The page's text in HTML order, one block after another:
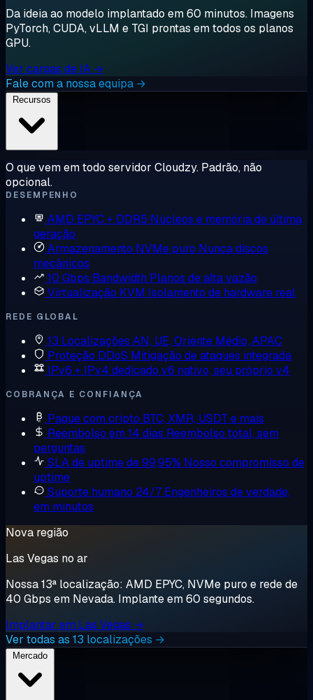
Da ideia ao modelo implantado em 60 minutos. Imagens
PyTorch, CUDA, vLLM e TGI prontas em todos os planos
GPU.
Ver cargas de IA →
Fale com a nossa equipa →
O que vem em todo servidor Cloudzy. Padrão, não
opcional.
DESEMPENHO
AMD EPYC + DDR5 Núcleos e memória de última
geração
Armazenamento NVMe puro Nunca discos
mecânicos
10 Gbps Bandwidth Planos de alta vazão
Virtualização KVM Isolamento de hardware real
REDE GLOBAL
13 Localizações AN, UE, Oriente Médio, APAC
Proteção DDoS Mitigação de ataques integrada
IPv6 + IPv4 dedicado v6 nativo, seu próprio v4
COBRANÇA E CONFIANÇA
Pague com cripto BTC, XMR, USDT e mais
Reembolso em 14 dias Reembolso total, sem
perguntas
SLA de uptime de 99,95% Nosso compromisso de
uptime
Suporte humano 24/7 Engenheiros de verdade,
em minutos
Nova região
Las Vegas no ar
Nossa 13ª localização: AMD EPYC, NVMe puro e rede de
40 Gbps em Nevada. Implante em 60 segundos.
Implantar em Las Vegas →
Ver todas as 13 localizações →